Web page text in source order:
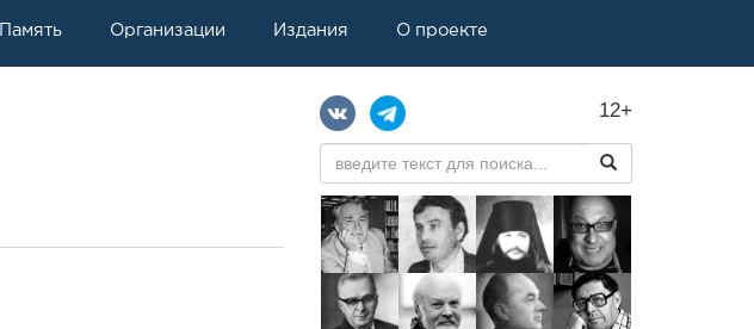
Память Организации Издания О проекте
12+